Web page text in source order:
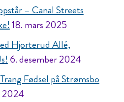
– Canal Streets
18. mars 2025
Hjorterud Allé,
6. desember 2024
Fødsel på Strømsbo
2024